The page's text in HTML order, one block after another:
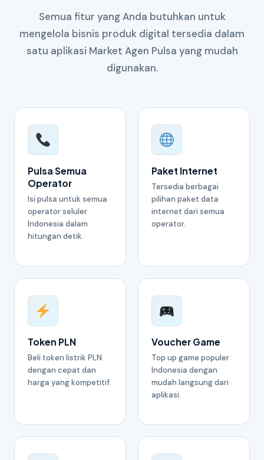
Semua fitur yang Anda butuhkan untuk
mengelola bisnis produk digital tersedia dalam
satu aplikasi Market Agen Pulsa yang mudah
digunakan.
Pulsa Semua
Operator
Isi pulsa untuk semua
operator seluler
Indonesia dalam
hitungan detik.
Paket Internet
Tersedia berbagai
pilihan paket data
internet dari semua
operator.
Token PLN
Beli token listrik PLN
dengan cepat dan
harga yang kompetitif.
Voucher Game
Top up game populer
Indonesia dengan
mudah langsung dari
aplikasi.